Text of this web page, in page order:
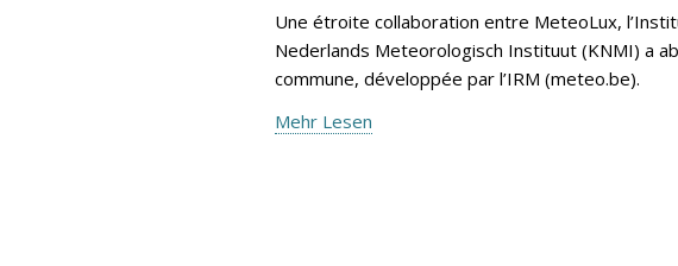
Une étroite collaboration entre MeteoLux,
Nederlands Meteorologisch Instituut (KNMI) a
commune, développée par l’IRM (meteo.be).
Mehr Lesen